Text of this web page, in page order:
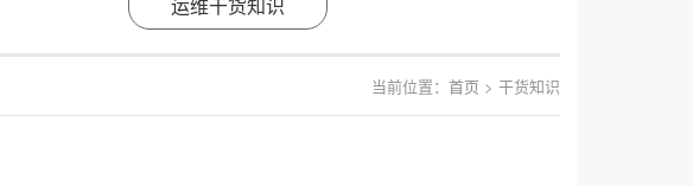
当前位置： 首页 > 干货知识